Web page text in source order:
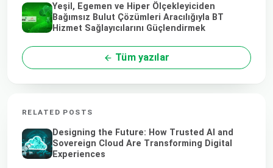
Yeşil, Egemen ve Hiper Ölçekleyiciden
Bağımsız Bulut Çözümleri Aracılığıyla BT
Hizmet Sağlayıcılarını Güçlendirmek
Tüm yazılar
RELATED POSTS
Designing the Future: How Trusted AI and
Sovereign Cloud Are Transforming Digital
Experiences